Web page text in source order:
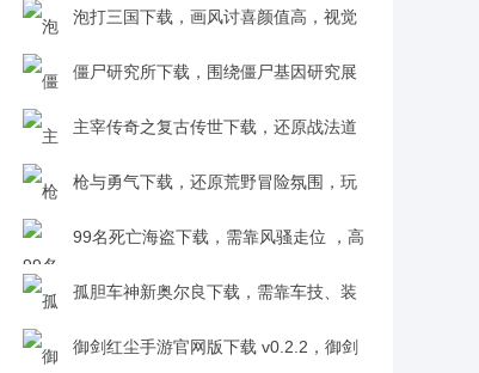
人互动战斗超刺激v2.2.17
泡打三国下载，画风讨喜颜值高，视觉
体验超对玩家胃口v1.0
僵尸研究所下载，围绕僵尸基因研究展
开，带动玩家探索欲v1.2.1
主宰传奇之复古传世下载，还原战法道
三大职业，重现当年龙城热血，情怀感拉满
v1.0.2
枪与勇气下载，还原荒野冒险氛围，玩
家化身自由牛仔v1.0
99名死亡海盗下载，需靠风骚走位 ，高
伤害技能搭配虚拟摇杆，秀技感拉满v1.0
孤胆车神新奥尔良下载，需靠车技、装
备躲避追捕，生存挑战超带感v1.7.0
御剑红尘手游官网版下载 v0.2.2，御剑